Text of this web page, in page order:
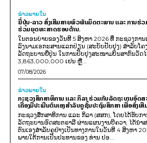
ຂ່າວພາຍ​ໃນ
ຍີ່ປຸ່ນ-ລາວ ສົ່ງເສີມສາຍພົວພັນມິດຕະພາບ ແລະ ການຮ່ວ
ຮ່ວມຍຸດທະສາດຮອບດ້ານ.
ໃນຕອນບ່າຍຂອງວັນທີ 5 ສິງຫາ 2026 ທີ່ ກະຊວງການ
ລົງນາມເອກະສານແລກປ່ຽນ (ສະບັບປັບປຸງ) ສໍາລັບໂ
ລັດຖະບານຍີ່ປຸ່ນ ໃນການປັບປຸງສະໜາມບິນສາກົນວັດ
3,863,000,000 ເຢນ ຫຼື...
07/08/2026
ຂ່າວພາຍ​ໃນ
ກະຊວງສຶກສາທິການ ແລະ ກິລາ ຮ່ວມກັບລັດຖະບານອົດສ
ເຄື່ອງມືປະເມີນຕົນເອງສຳລັບຄູຊັ້ນປະຖົມສຶກສາ ເພື່ອສົ່ງເ
ກະຊວງສຶກສາທິການ ແລະ ກິລາ (ສສກ), ໂດຍໄດ້ຮັບ
ລັດຖະບານອົດສະຕຣາລີ ຜ່ານແຜນງານບີຄວາ, ໄດ້ນຳ
ຕົນເອງສຳລັບຄູຢ່າງເປັນທາງການໃນວັນທີ 4 ສິງຫາ
ພາຍໃຕ້ການເປັນປະທານຂອງ ທ່ານ ປອ...